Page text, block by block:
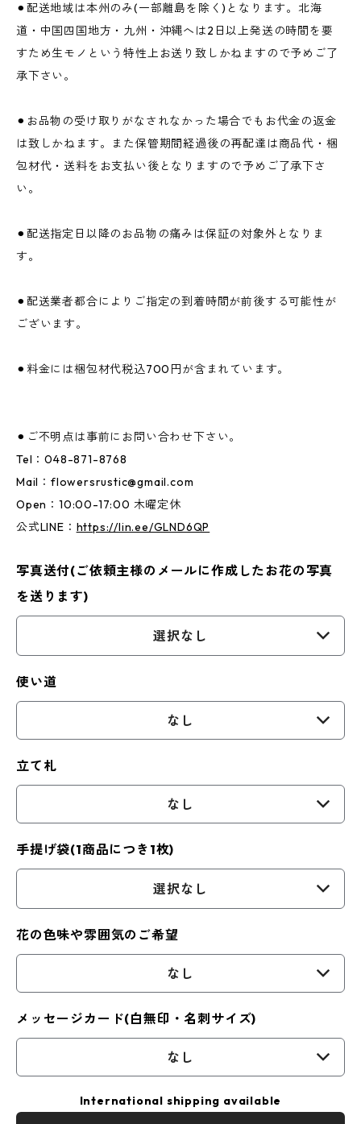
⚫︎配送地域は本州のみ(一部離島を除く)となります。北海
道・中国四国地方・九州・沖縄へは2日以上発送の時間を要
すため生モノという特性上お送り致しかねますので予めご了
承下さい。
⚫︎お品物の受け取りがなされなかった場合でもお代金の返金
は致しかねます。また保管期間経過後の再配達は商品代・梱
包材代・送料をお支払い後となりますので予めご了承下さ
い。
⚫︎配送指定日以降のお品物の痛みは保証の対象外となりま
す。
⚫︎配送業者都合によりご指定の到着時間が前後する可能性が
ございます。
⚫︎料金には梱包材代税込700円が含まれています。
⚫︎ご不明点は事前にお問い合わせ下さい。
Tel：048-871-8768
Mail： flowersrustic@gmail.com
Open：10:00-17:00 木曜定休
公式LINE： https://lin.ee/GLND6QP
写真送付(ご依頼主様のメールに作成したお花の写真
を送ります)
選択なし
使い道
なし
立て札
なし
手提げ袋(1商品につき1枚)
選択なし
花の色味や雰囲気のご希望
なし
メッセージカード(白無印・名刺サイズ)
なし
International shipping available